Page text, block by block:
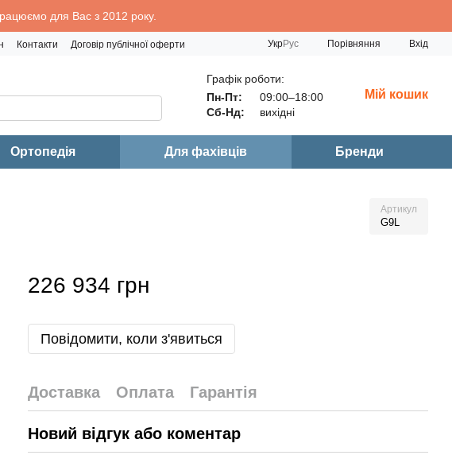
для Вас з 2012 року.
Контакти
Договір публічної оферти
УкрРус Порівняння Вхід
Графік роботи:
Пн-Пт:
09:00–18:00
Сб-Нд:
вихідні
Мій кошик
Ортопедія Для фахівців Бренди
Артикул
G9L
226 934 грн
Повідомити, коли з'явиться
Доставка Оплата Гарантія
Новий відгук або коментар